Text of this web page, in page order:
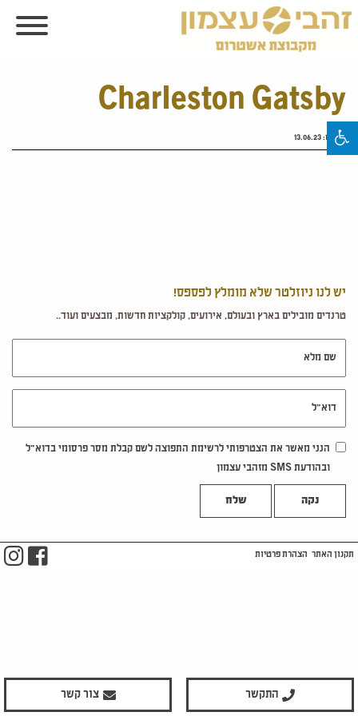
Charleston Gatsby
פורסם:13.06.23
יש לנו ניוזלטר שלא מומלץ לפספס!
טרנדים מובילים בארץ ובעולם, אירועים, קולקציות חדשות, מבצעים ועוד..
הנני מאשר את הצטרפותי לרשימת התפוצה לשם קבלת מסר פרסומי בדוא"ל
ובהודעת SMS מזהבי עצמון
נקה
התקשר צור קשר
תקנון האתר הצהרת פרטיות